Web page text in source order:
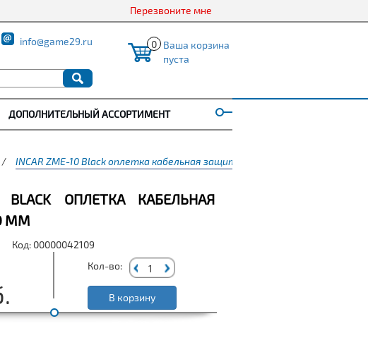
Перезвоните мне
info@game29.ru 0 Ваша корзина
пуста
ДОПОЛНИТЕЛЬНЫЙ АССОРТИМЕНТ
/ INCAR ZME-10 Black оплетка кабельная защитная D 10 мм
BLACK ОПЛЕТКА КАБЕЛЬНАЯ
ММ
Код: 00000042109
Кол-во:
В корзину